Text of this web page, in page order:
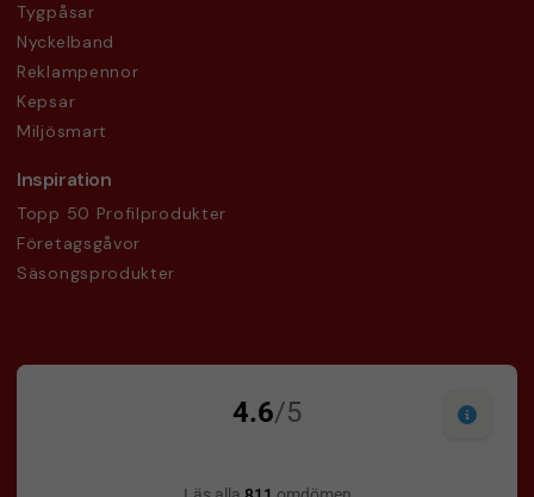
Tygpåsar
Nyckelband
Reklampennor
Kepsar
Miljösmart
Inspiration
Topp 50 Profilprodukter
Företagsgåvor
Säsongsprodukter